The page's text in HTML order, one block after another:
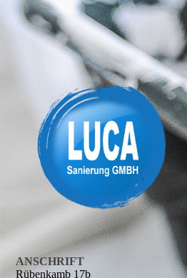
ANSCHRIFT
Rübenkamb 17b